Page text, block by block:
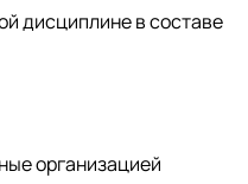
дисциплине в составе
организацией